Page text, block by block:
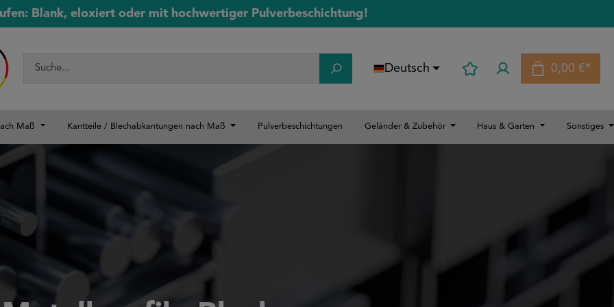
Blank, eloxiert oder mit hochwertiger Pulverbeschichtung!
Deutsch 0,00 €*
Maß Kantteile / Blechabkantungen nach Maß Pulverbeschichtungen Geländer & Zubehör Haus & Garten Sonstiges